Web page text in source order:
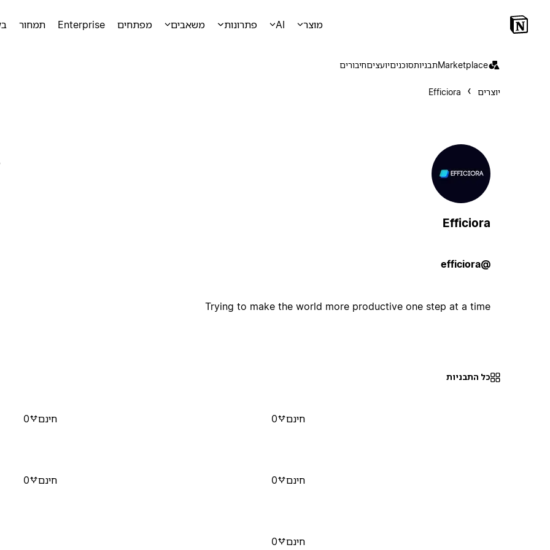
מוצר AI פתרונות משאבים מפתחים Enterprise תמחור
Marketplaceתבניותסוכניםיועציםחיבורים
יוצרים Efficiora
Efficiora
@efficiora
Trying to make the world more productive one step at a time
כל התבניות
חינם 0 חינם 0
חינם 0 חינם 0
חינם 0